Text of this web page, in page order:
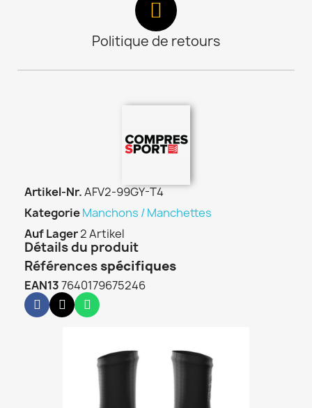
Politique de retours
Artikel-Nr.AFV2-99GY-T4
KategorieManchons / Manchettes
Auf Lager2 Artikel
Détails du produit
Références spécifiques
EAN137640179675246